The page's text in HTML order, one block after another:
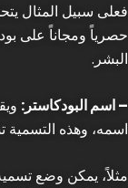
فعلى سبيل المثال
حصرياً ومجاناً على
البشر.
– اسم البودكاستر:
اسمه، وهذه التسمية
مثلاً، يمكن وضع